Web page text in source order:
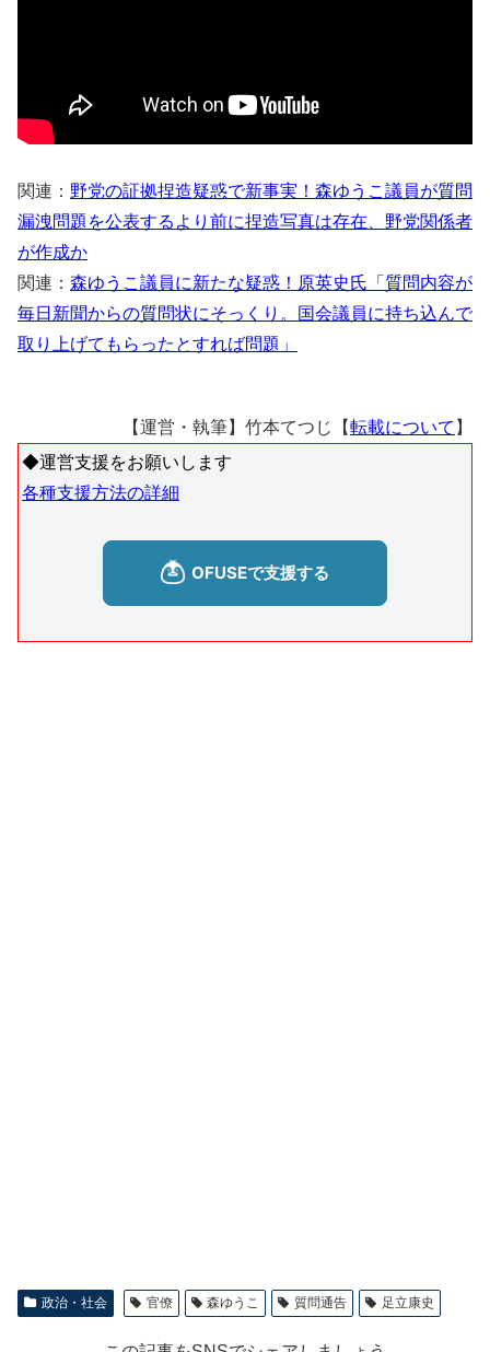
関連： 野党の証拠捏造疑惑で新事実！森ゆうこ議員が質問
漏洩問題を公表するより前に捏造写真は存在、野党関係者
が作成か
関連： 森ゆうこ議員に新たな疑惑！原英史氏「質問内容が
毎日新聞からの質問状にそっくり。国会議員に持ち込んで
取り上げてもらったとすれば問題」
【運営・執筆】竹本てつじ【転載について 】
◆運営支援をお願いします
各種支援方法の詳細
政治・社会 官僚 森ゆうこ 質問通告 足立康史